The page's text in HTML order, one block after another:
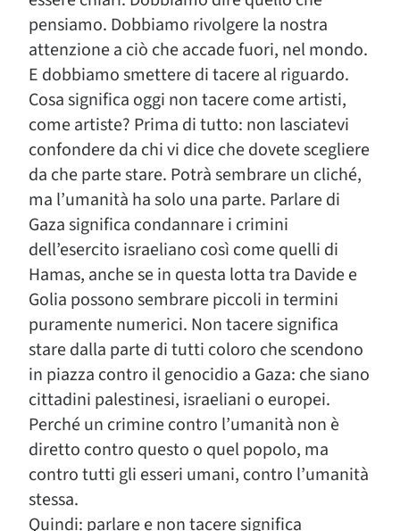
pensiamo. Dobbiamo rivolgere la nostra
attenzione a ciò che accade fuori, nel mondo.
E dobbiamo smettere di tacere al riguardo.
Cosa significa oggi non tacere come artisti,
come artiste? Prima di tutto: non lasciatevi
confondere da chi vi dice che dovete scegliere
da che parte stare. Potrà sembrare un cliché,
ma l’umanità ha solo una parte. Parlare di
Gaza significa condannare i crimini
dell’esercito israeliano così come quelli di
Hamas, anche se in questa lotta tra Davide e
Golia possono sembrare piccoli in termini
puramente numerici. Non tacere significa
stare dalla parte di tutti coloro che scendono
in piazza contro il genocidio a Gaza: che siano
cittadini palestinesi, israeliani o europei.
Perché un crimine contro l’umanità non è
diretto contro questo o quel popolo, ma
contro tutti gli esseri umani, contro l’umanità
stessa.
Quindi: parlare e non tacere significa